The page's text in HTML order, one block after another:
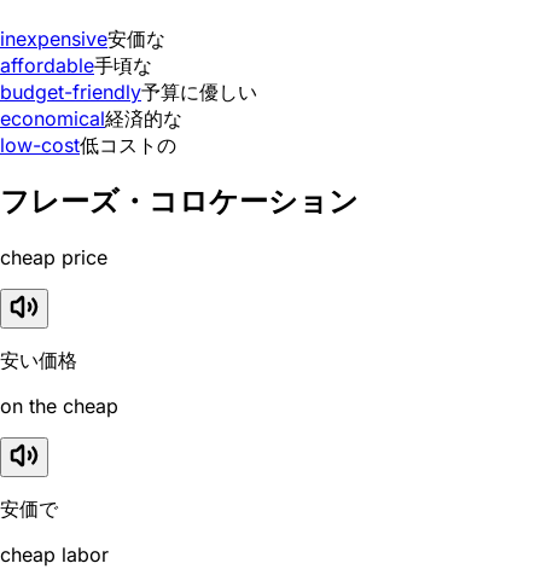
inexpensive安価な
affordable手頃な
budget-friendly予算に優しい
economical経済的な
low-cost低コストの
フレーズ・コロケーション
cheap price
安い価格
on the cheap
安価で
cheap labor